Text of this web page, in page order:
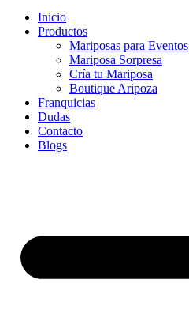
Inicio
Productos
Mariposas para Eventos
Mariposa Sorpresa
Cría tu Mariposa
Boutique Aripoza
Franquicias
Dudas
Contacto
Blogs